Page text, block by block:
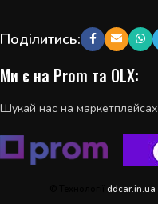
Поділитись:
Ми є на Prom та OLX:
Шукай нас на маркетплейсах
ddcar.in.ua